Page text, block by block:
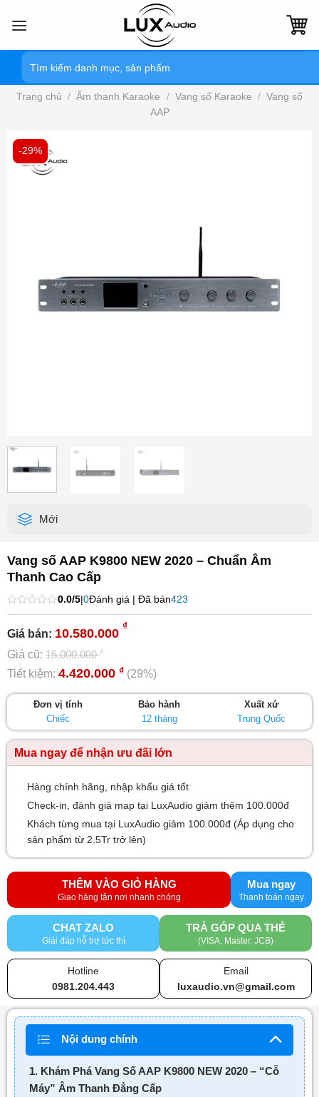
qua
Tìm
kiếm:
Trang chủ / Âm thanh Karaoke / Vang số Karaoke / Vang số
AAP
-29%
Mới
Vang số AAP K9800 NEW 2020 – Chuẩn Âm
Thanh Cao Cấp
Được
hạng
5
0.0/5|0Đánh giá | Đã bán423
Giá bán: 10.580.000
₫
Giá cũ: 15.000.000₫
Tiết kiệm: 4.420.000 ₫ (29%)
Đơn vị tính
Chiếc
Bảo hành
12 tháng
Xuất xứ
Trung Quốc
Mua ngay để nhận ưu đãi lớn
Hàng chính hãng, nhập khẩu giá tốt
Check-in, đánh giá map tại LuxAudio giảm thêm 100.000đ
Khách từng mua tại LuxAudio giảm 100.000đ (Áp dụng cho
sản phẩm từ 2.5Tr trở lên)
THÊM VÀO GIỎ HÀNG Mua ngay
CHAT ZALO
Giải đáp hỗ trợ tức thì
TRẢ GÓP QUA THẺ
(VISA, Master, JCB)
Hotline
0981.204.443
Email
luxaudio.vn@gmail.com
Nội dung chính
1. Khám Phá Vang Số AAP K9800 NEW 2020 – “Cỗ
Máy” Âm Thanh Đẳng Cấp